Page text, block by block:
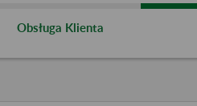
Obsługa Klienta